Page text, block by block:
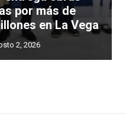
por más de
en La Vega
2, 2026